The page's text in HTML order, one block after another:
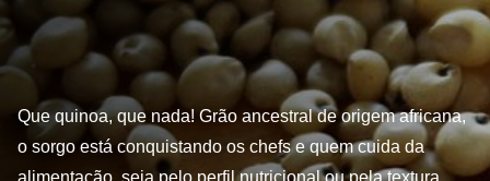
Que quinoa, que nada! Grão ancestral de origem africana,
o sorgo está conquistando os chefs e quem cuida da